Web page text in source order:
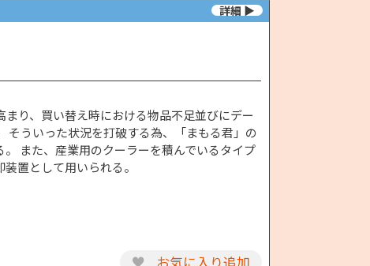
り、買い替え時における物品不足並びにデー
ういった状況を打破する為、「まもる君」の
また、産業用のクーラーを積んでいるタイプ
置として用いられる。
♥ お気に入り追加